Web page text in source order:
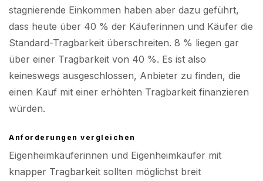
stagnierende Einkommen haben aber dazu geführt,
dass heute über 40 % der Käuferinnen und Käufer die
Standard-Tragbarkeit überschreiten. 8 % liegen gar
über einer Tragbarkeit von 40 %. Es ist also
keineswegs ausgeschlossen, Anbieter zu finden, die
einen Kauf mit einer erhöhten Tragbarkeit finanzieren
würden.
Anforderungen vergleichen
Eigenheimkäuferinnen und Eigenheimkäufer mit
knapper Tragbarkeit sollten möglichst breit